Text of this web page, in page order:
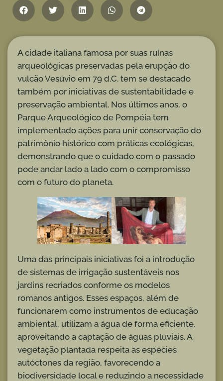
A cidade italiana famosa por suas ruínas
arqueológicas preservadas pela erupção do
vulcão Vesúvio em 79 d.C. tem se destacado
também por iniciativas de sustentabilidade e
preservação ambiental. Nos últimos anos, o
Parque Arqueológico de Pompéia tem
implementado ações para unir conservação do
patrimônio histórico com práticas ecológicas,
demonstrando que o cuidado com o passado
pode andar lado a lado com o compromisso
com o futuro do planeta.
Uma das principais iniciativas foi a introdução
de sistemas de irrigação sustentáveis nos
jardins recriados conforme os modelos
romanos antigos. Esses espaços, além de
funcionarem como instrumentos de educação
ambiental, utilizam a água de forma eficiente,
aproveitando a captação de águas pluviais. A
vegetação plantada respeita as espécies
autóctones da região, favorecendo a
biodiversidade local e reduzindo a necessidade